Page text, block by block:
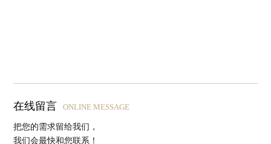
在线留言 ONLINE MESSAGE
把您的需求留给我们，
我们会最快和您联系！